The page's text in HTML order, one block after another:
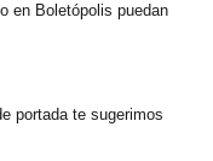
en Boletópolis puedan
portada te sugerimos